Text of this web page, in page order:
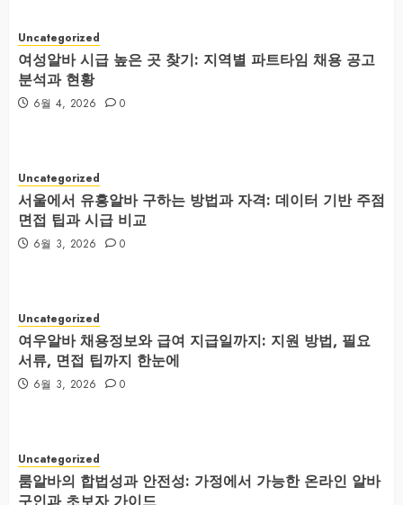
Uncategorized
여성알바 시급 높은 곳 찾기: 지역별 파트타임 채용 공고
분석과 현황
6월 4, 2026 0
Uncategorized
서울에서 유흥알바 구하는 방법과 자격: 데이터 기반 주점
면접 팁과 시급 비교
6월 3, 2026 0
Uncategorized
여우알바 채용정보와 급여 지급일까지: 지원 방법, 필요
서류, 면접 팁까지 한눈에
6월 3, 2026 0
Uncategorized
룸알바의 합법성과 안전성: 가정에서 가능한 온라인 알바